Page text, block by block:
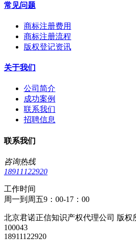
常见问题
商标注册费用
商标注册流程
版权登记资讯
关于我们
公司简介
成功案例
联系我们
招聘信息
联系我们
咨询热线
18911122920
工作时间
周一到周五9：00-17：00
北京君诺正信知识产权代理公司 版权
100043
18911122920